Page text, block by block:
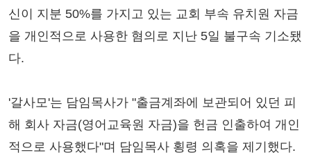
신이 지분 50%를 가지고 있는 교회 부속 유치원 자금
을 개인적으로 사용한 혐의로 지난 5일 불구속 기소됐
다.
'갈사모'는 담임목사가 "출금계좌에 보관되어 있던 피
해 회사 자금(영어교육원 자금)을 헌금 인출하여 개인
적으로 사용했다"며 담임목사 횡령 의혹을 제기했다.